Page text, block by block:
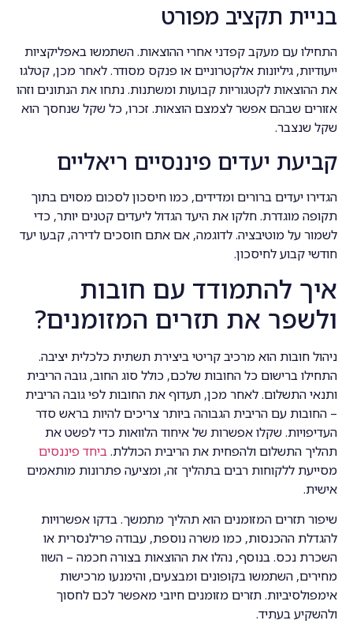
בניית תקציב מפורט
התחילו עם מעקב קפדני אחרי ההוצאות. השתמשו באפליקציות
ייעודיות, גיליונות אלקטרוניים או פנקס מסודר. לאחר מכן, קטלגו
את ההוצאות לקטגוריות קבועות ומשתנות. נתחו את הנתונים וזהו
אזורים שבהם אפשר לצמצם הוצאות. זכרו, כל שקל שנחסך הוא
שקל שנצבר.
קביעת יעדים פיננסיים ריאליים
הגדירו יעדים ברורים ומדידים, כמו חיסכון לסכום מסוים בתוך
תקופה מוגדרת. חלקו את היעד הגדול ליעדים קטנים יותר, כדי
לשמור על מוטיבציה. לדוגמה, אם אתם חוסכים לדירה, קבעו יעד
חודשי קבוע לחיסכון.
איך להתמודד עם חובות
ולשפר את תזרים המזומנים?
ניהול חובות הוא מרכיב קריטי ביצירת תשתית כלכלית יציבה.
התחילו ברישום כל החובות שלכם, כולל סוג החוב, גובה הריבית
ותנאי התשלום. לאחר מכן, תעדוף את החובות לפי גובה הריבית
– החובות עם הריבית הגבוהה ביותר צריכים להיות בראש סדר
העדיפויות. שקלו אפשרות של איחוד הלוואות כדי לפשט את
תהליך התשלום ולהפחית את הריבית הכוללת.ביחד פיננסים
מסייעת ללקוחות רבים בתהליך זה, ומציעה פתרונות מותאמים
אישית.
שיפור תזרים המזומנים הוא תהליך מתמשך. בדקו אפשרויות
להגדלת ההכנסות, כמו משרה נוספת, עבודה פרילנסרית או
השכרת נכס. בנוסף, נהלו את ההוצאות בצורה חכמה – השוו
מחירים, השתמשו בקופונים ומבצעים, והימנעו מרכישות
אימפולסיביות. תזרים מזומנים חיובי מאפשר לכם לחסוך
ולהשקיע בעתיד.